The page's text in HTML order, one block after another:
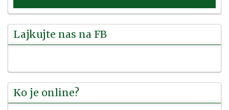
Lajkujte nas na FB
Ko je online?